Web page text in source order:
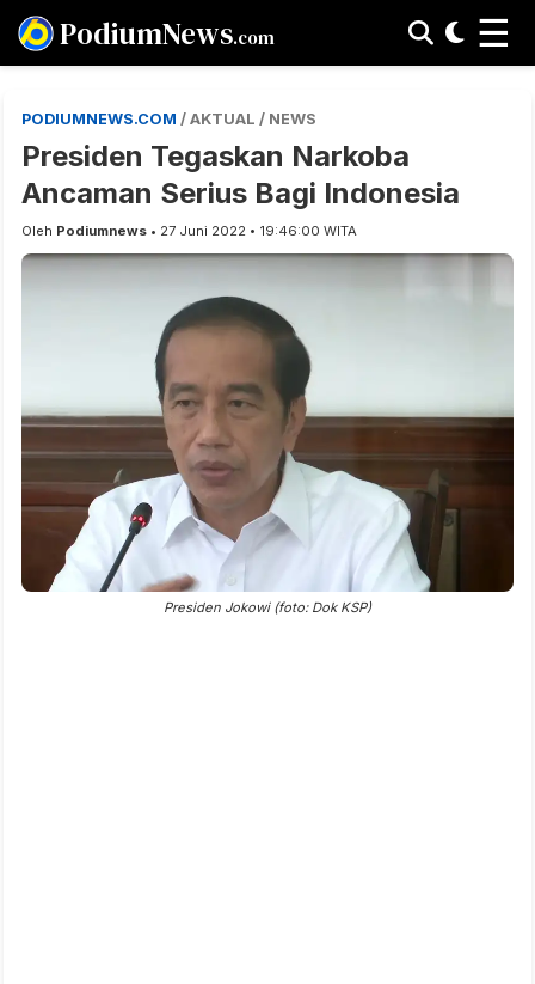
PodiumNews.com ☰
PODIUMNEWS.COM / AKTUAL / NEWS
Presiden Tegaskan Narkoba
Ancaman Serius Bagi Indonesia
Oleh Podiumnews • 27 Juni 2022 • 19:46:00 WITA
Presiden Jokowi (foto: Dok KSP)